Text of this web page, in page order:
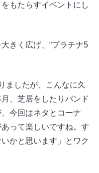
もたらすイベントにし
きく広げ、“プラチナ5
ましたが、こんなに久
、芝居をしたりバンド
今回はネタとコーナ
って楽しいですね。す
かと思います」とワク